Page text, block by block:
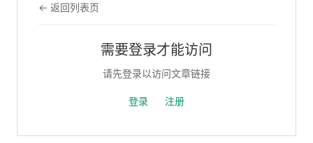
← 返回列表页
需要登录才能访问
请先登录以访问文章链接
登录 注册